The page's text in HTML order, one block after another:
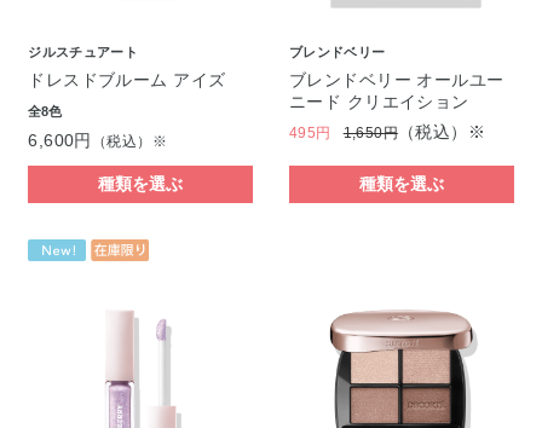
ジルスチュアート
ドレスドブルーム アイズ
全8色
6,600円 （税込）※
種類を選ぶ
ブレンドベリー
ブレンドベリー オールユー
ニード クリエイション
495円 1,650円（税込）※
種類を選ぶ